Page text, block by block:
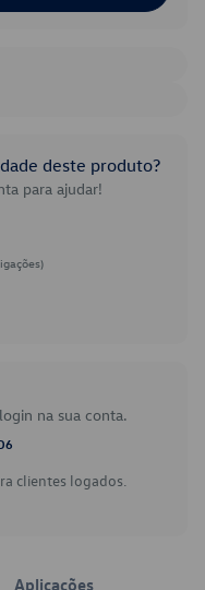
deste produto?
para ajudar!
na sua conta.
clientes logados.
Aplicações